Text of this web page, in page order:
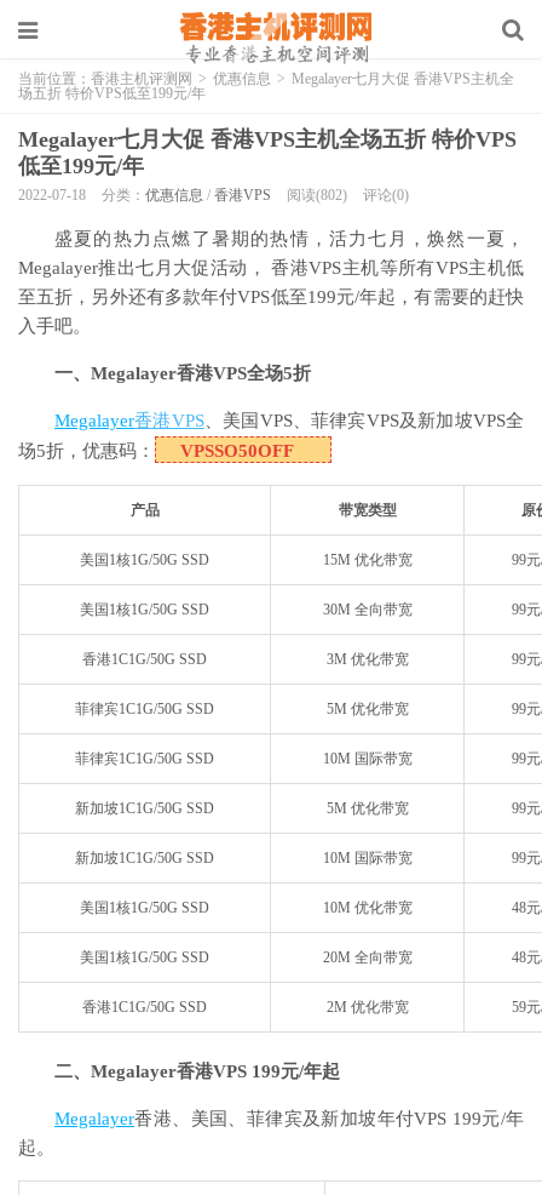
当前位置： 香港主机评测网 > 优惠信息 > Megalayer七月大促 香港VPS主机全
场五折 特价VPS低至199元/年
Megalayer七月大促 香港VPS主机全场五折 特价VPS
低至199元/年
2022-07-18 分类： 优惠信息 / 香港VPS 阅读(802) 评论(0)
盛夏的热力点燃了暑期的热情，活力七月
，焕然一夏，
Megalayer推出七月大促活动， 香港VPS主机等所有VPS主机低
至五折，另外还有多款年付VPS低至199元/年起，有需要的赶快
入手吧。
一、Megalayer香港VPS全场5折
Megalayer香港VPS、美国VPS、菲律宾VPS及新加坡VPS全
场5折，优惠码：
VPSSO50OFF
产品 带宽类型 原
美国1核1G/50G SSD 15M 优化带宽 99
美国1核1G/50G SSD 30M 全向带宽 99
香港1C1G/50G SSD 3M 优化带宽 99
菲律宾1C1G/50G SSD 5M 优化带宽 99
菲律宾1C1G/50G SSD 10M 国际带宽 99
新加坡1C1G/50G SSD 5M 优化带宽 99
新加坡1C1G/50G SSD 10M 国际带宽 99
美国1核1G/50G SSD 10M 优化带宽 48
美国1核1G/50G SSD 20M 全向带宽 48
香港1C1G/50G SSD 2M 优化带宽 59
二、Megalayer香港VPS 199元/年起
Megalayer香港、美国、菲律宾及新加坡年付VPS 199元/年
起。